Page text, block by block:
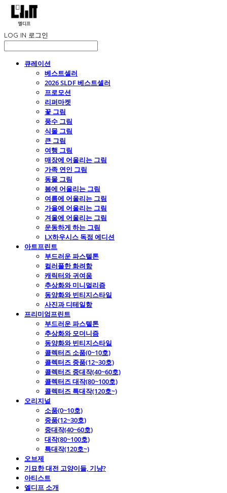
LOG IN 로그인
큐레이션
베스트셀러
2026 SLDF 베스트셀러
프로모션
리퍼마켓
꽃 그림
풍수 그림
식물 그림
큰 그림
여행 그림
매장에 어울리는 그림
가족 연인 그림
동물 그림
봄에 어울리는 그림
여름에 어울리는 그림
가을에 어울리는 그림
겨울에 어울리는 그림
운동하게 하는 그림
LX하우시스 독점 에디션
아트프린트
부드러운 파스텔톤
컬러풀한 화려함
캐릭터와 귀여움
추상화와 미니멀리즘
동양화와 빈티지스타일
사진과 디테일함
프리미엄프린트
부드러운 파스텔톤
추상화와 모더니즘
동양화와 빈티지스타일
콜렉터즈 소품(0~10호)
콜렉터즈 중품(12~30호)
콜렉터즈 중대작(40~60호)
콜렉터즈 대작(80~100호)
콜렉터즈 특대작(120호~)
오리지널
소품(0~10호)
중품(12~30호)
중대작(40~60호)
대작(80~100호)
특대작(120호~)
오브제
기묘한 대전 고양이들, 기냥?
아티스트
엘디프 소개